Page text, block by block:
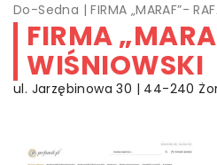
Do-Sedna |FIRMA „MARAF”-
FIRMA
WIŚNIOWSKI
ul. Jarzębinowa 30 | 44-240